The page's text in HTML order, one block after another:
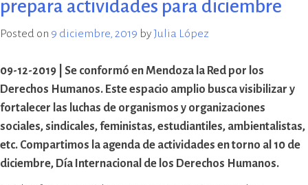
humanos. Sus instalaciones
pertenecieron al Departamento
de Informaciones de la Policía de
a la represión política ilegal, antes
y durante la última dictadura
cívico-militar. El lugar fue sede del
Centro Clandestino de Detención,
Tortura y Extermino más
importante del Gran Mendoza.
prepara actividades para diciembre
Posted on 9 diciembre, 2019 byJulia López
09-12-2019 | Se conformó en Mendoza la Red por los
Derechos Humanos. Este espacio amplio busca visibilizar y
fortalecer las luchas de organismos y organizaciones
sociales, sindicales, feministas, estudiantiles, ambientalistas,
etc. Compartimos la agenda de actividades en torno al 10 de
diciembre, Día Internacional de los Derechos Humanos.